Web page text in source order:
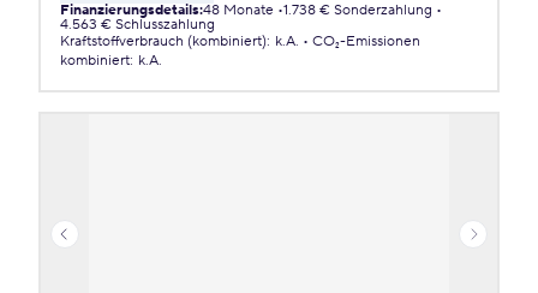
Finanzierungsdetails:48 Monate 1.738 € Sonderzahlung
4.563 € Schlusszahlung
Kraftstoffverbrauch (kombiniert): k.A.
CO₂-Emissionen
kombiniert: k.A.